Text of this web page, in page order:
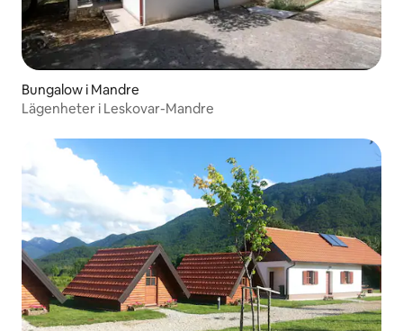
Bungalow i Mandre
Lägenheter i Leskovar-Mandre